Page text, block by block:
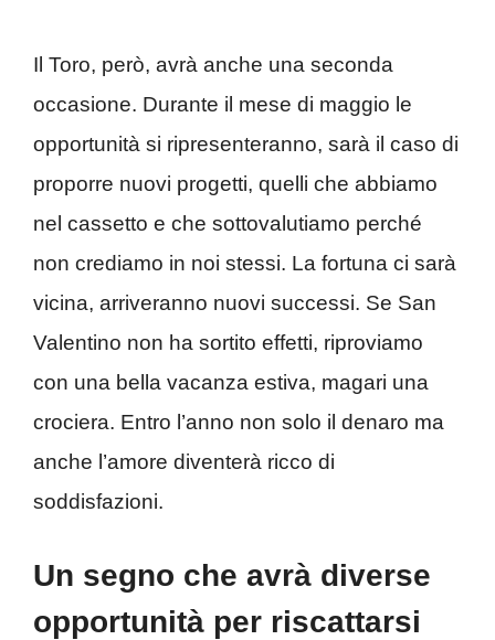
Il Toro, però, avrà anche una seconda
occasione. Durante il mese di maggio le
opportunità si ripresenteranno, sarà il caso di
proporre nuovi progetti, quelli che abbiamo
nel cassetto e che sottovalutiamo perché
non crediamo in noi stessi. La fortuna ci sarà
vicina, arriveranno nuovi successi. Se San
Valentino non ha sortito effetti, riproviamo
con una bella vacanza estiva, magari una
crociera. Entro l’anno non solo il denaro ma
anche l’amore diventerà ricco di
soddisfazioni.
Un segno che avrà diverse
opportunità per riscattarsi